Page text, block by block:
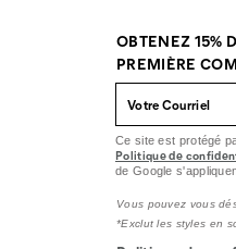
OBTENEZ 15%
PREMIÈRE
Ce site est protégé
Politique de
de Google
Vous pouvez vous
*Exclut les styles en